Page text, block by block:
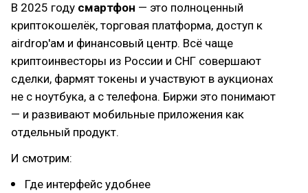
В 2025 году смартфон — это полноценный
криптокошелёк, торговая платформа, доступ к
airdrop'ам и финансовый центр. Всё чаще
криптоинвесторы из России и СНГ совершают
сделки, фармят токены и участвуют в аукционах
не с ноутбука, а с телефона. Биржи это понимают
— и развивают мобильные приложения как
отдельный продукт.
И смотрим:
Где интерфейс удобнее